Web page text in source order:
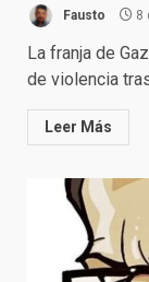
Fausto 8
La franja de
de violencia
Leer Más